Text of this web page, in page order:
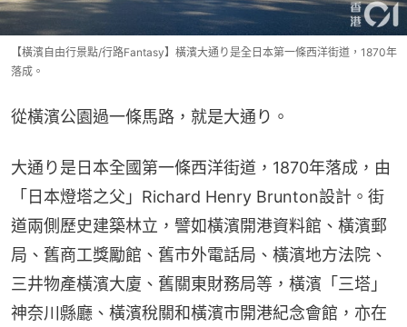
【橫濱自由行景點/行路Fantasy】橫濱大通り是全日本第一條西洋街道，1870年
落成。
從橫濱公園過一條馬路，就是大通り。
大通り是日本全國第一條西洋街道，1870年落成，由
「日本燈塔之父」Richard Henry Brunton設計。街
道兩側歷史建築林立，譬如橫濱開港資料館、橫濱郵
局、舊商工獎勵館、舊市外電話局、橫濱地方法院、
三井物產橫濱大廈、舊關東財務局等，橫濱「三塔」
神奈川縣廳、橫濱稅關和橫濱市開港紀念會館，亦在